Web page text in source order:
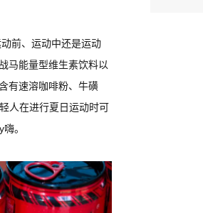
前、运动中还是运动
马能量型维生素饮料以
有速溶咖啡粉、牛磺
人在进行夏日运动时可
。